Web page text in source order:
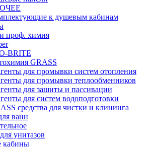
к душевым кабинам
проф. химия
BRITE
GRASS
для промывки систем отопления
для промывки теплообменников
для защиты и пассивации
для систем водоподготовки
средства для чистки и клининга
ванн
унитазов
кабины